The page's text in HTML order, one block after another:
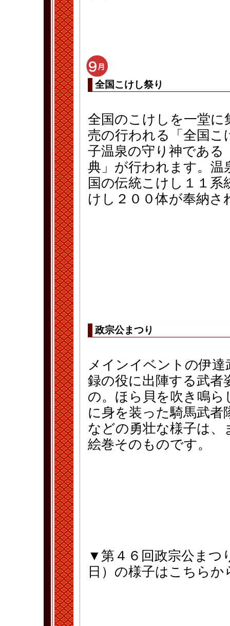
全国こけし祭り
全国のこけしを一堂に
売の行われる「全国こ
子温泉の守り神である
典」が行われます。温
国の伝統こけし１１系
けし２００体が奉納
政宗公まつり
メインイベントの伊達
録の役に出陣する武者
の。ほら貝を吹き鳴ら
に身を装った騎馬武者
などの勇壮な様子は、
絵巻そのものです。
▼第４６回政宗公まつ
日）の様子はこちら